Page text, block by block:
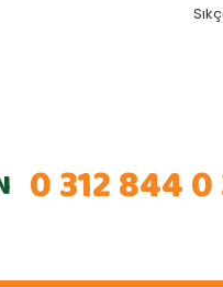
0 312 844 0